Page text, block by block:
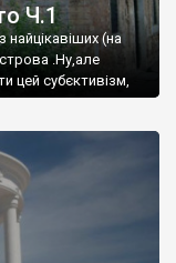
Ч.1
(на
.Ну,але
цей субєктивізм,